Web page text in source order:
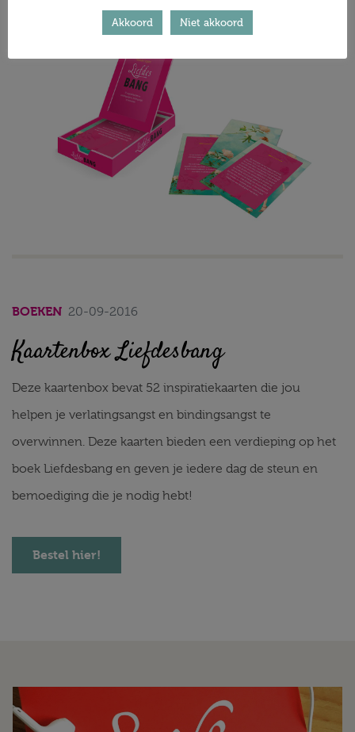
BOEKEN 20-09-2016
Kaartenbox Liefdesbang
Deze kaartenbox bevat 52 inspiratiekaarten die jou
helpen je verlatingsangst en bindingsangst te
overwinnen. Deze kaarten bieden een verdieping op het
boek Liefdesbang en geven je iedere dag de steun en
bemoediging die je nodig hebt!
Bestel hier!
Akkoord Niet akkoord